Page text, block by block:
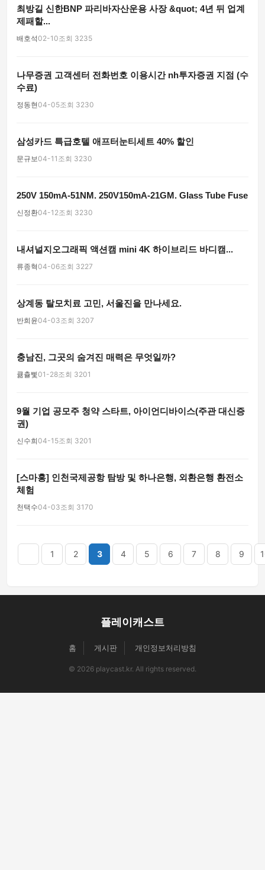
최방길 신한BNP 파리바자산운용 사장 &quot; 4년 뒤 업계
제패할...
배호석02-10조회 3235
나무증권 고객센터 전화번호 이용시간 nh투자증권 지점 (수
수료)
정동현04-05조회 3230
삼성카드 특급호텔 애프터눈티세트 40% 할인
문규보04-11 조회 3230
250V 150mA-51NM. 250V150mA-21GM. Glass Tube Fuse
신정환04-12조회 3230
내셔널지오그래픽 액션캠 mini 4K 하이브리드 바디캠...
류종혁04-06조회 3227
상계동 탈모치료 고민, 서울진을 만나세요.
반희윤04-03조회 3207
충남진, 그곳의 숨겨진 매력은 무엇일까?
큚츌삧01-28조회 3201
9월 기업 공모주 청약 스타트, 아이언디바이스(주관 대신증
권)
신수희04-15조회 3201
[스마홍] 인천국제공항 탐방 및 하나은행, 외환은행 환전소
체험
천택수04-03조회 3170
1 2 3 4 5 6 7 8 9
플레이캐스트
홈 게시판 개인정보처리방침
© 2026 playcast.kr. All rights reserved.